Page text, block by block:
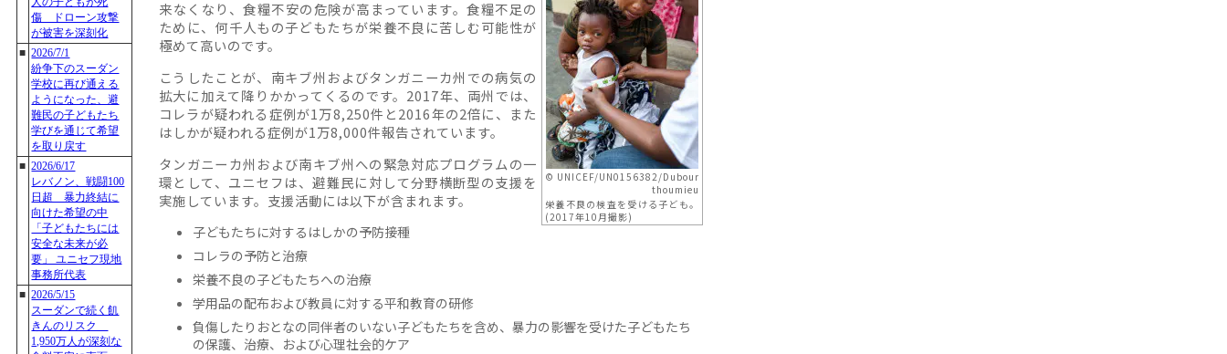
© UNICEF/UN0156382/Dubour
thoumieu
栄養不良の検査を受ける子ども。
(2017年10月撮影)
来なくなり、食糧不安の危険が高まっています。食糧不足の
ために、何千人もの子どもたちが栄養不良に苦しむ可能性が
極めて高いのです。
こうしたことが、南キブ州およびタンガニーカ州での病気の
拡大に加えて降りかかってくるのです。2017年、両州では、
コレラが疑われる症例が1万8,250件と2016年の2倍に、また
はしかが疑われる症例が1万8,000件報告されています。
タンガニーカ州および南キブ州への緊急対応プログラムの一
環として、ユニセフは、避難民に対して分野横断型の支援を
実施しています。支援活動には以下が含まれます。
子どもたちに対するはしかの予防接種
コレラの予防と治療
栄養不良の子どもたちへの治療
学用品の配布および教員に対する平和教育の研修
負傷したりおとなの同伴者のいない子どもたちを含め、暴力の影響を受けた子どもたち
の保護、治療、および心理社会的ケア